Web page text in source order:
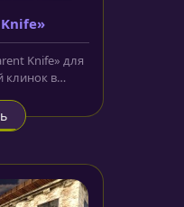
Knife» для
клинок в